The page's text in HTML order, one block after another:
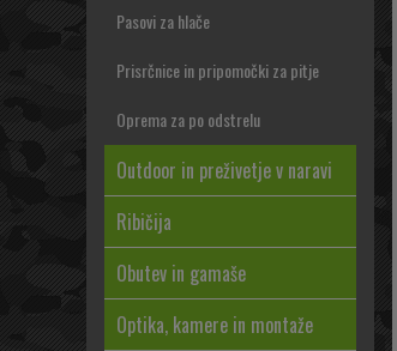
Pasovi za hlače
Prisrčnice in pripomočki za pitje
Oprema za po odstrelu
Outdoor in preživetje v naravi
Ribičija
Obutev in gamaše
Optika, kamere in montaže